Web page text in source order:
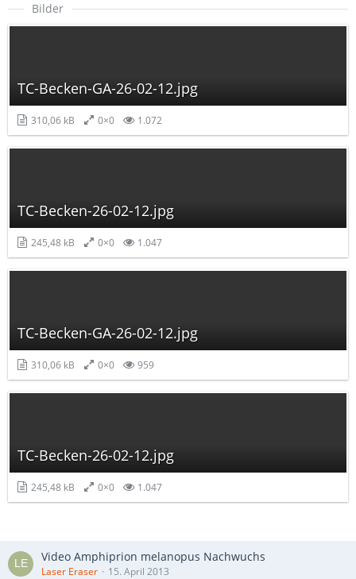
Bilder
TC-Becken-GA-26-02-12.jpg
310,06 kB 0×0 1.072
TC-Becken-26-02-12.jpg
245,48 kB 0×0 1.047
TC-Becken-GA-26-02-12.jpg
310,06 kB 0×0 959
TC-Becken-26-02-12.jpg
245,48 kB 0×0 1.047
Video Amphiprion melanopus Nachwuchs
Laser Eraser 15. April 2013